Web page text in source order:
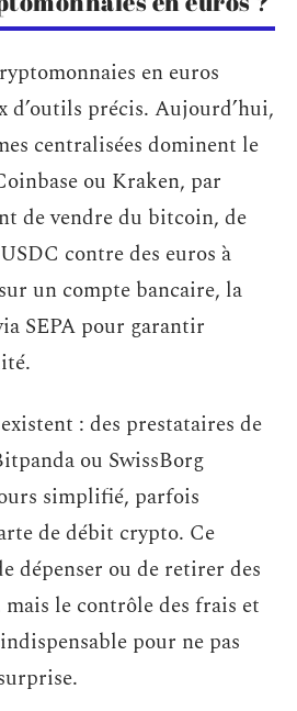
en euros
d’outils précis. Aujourd’hui,
centralisées dominent le
ou Kraken, par
de vendre du bitcoin, de
contre des euros à
un compte bancaire, la
SEPA pour garantir
: des prestataires de
ou SwissBorg
simplifié, parfois
de débit crypto. Ce
dépenser ou de retirer des
le contrôle des frais et
pour ne pas